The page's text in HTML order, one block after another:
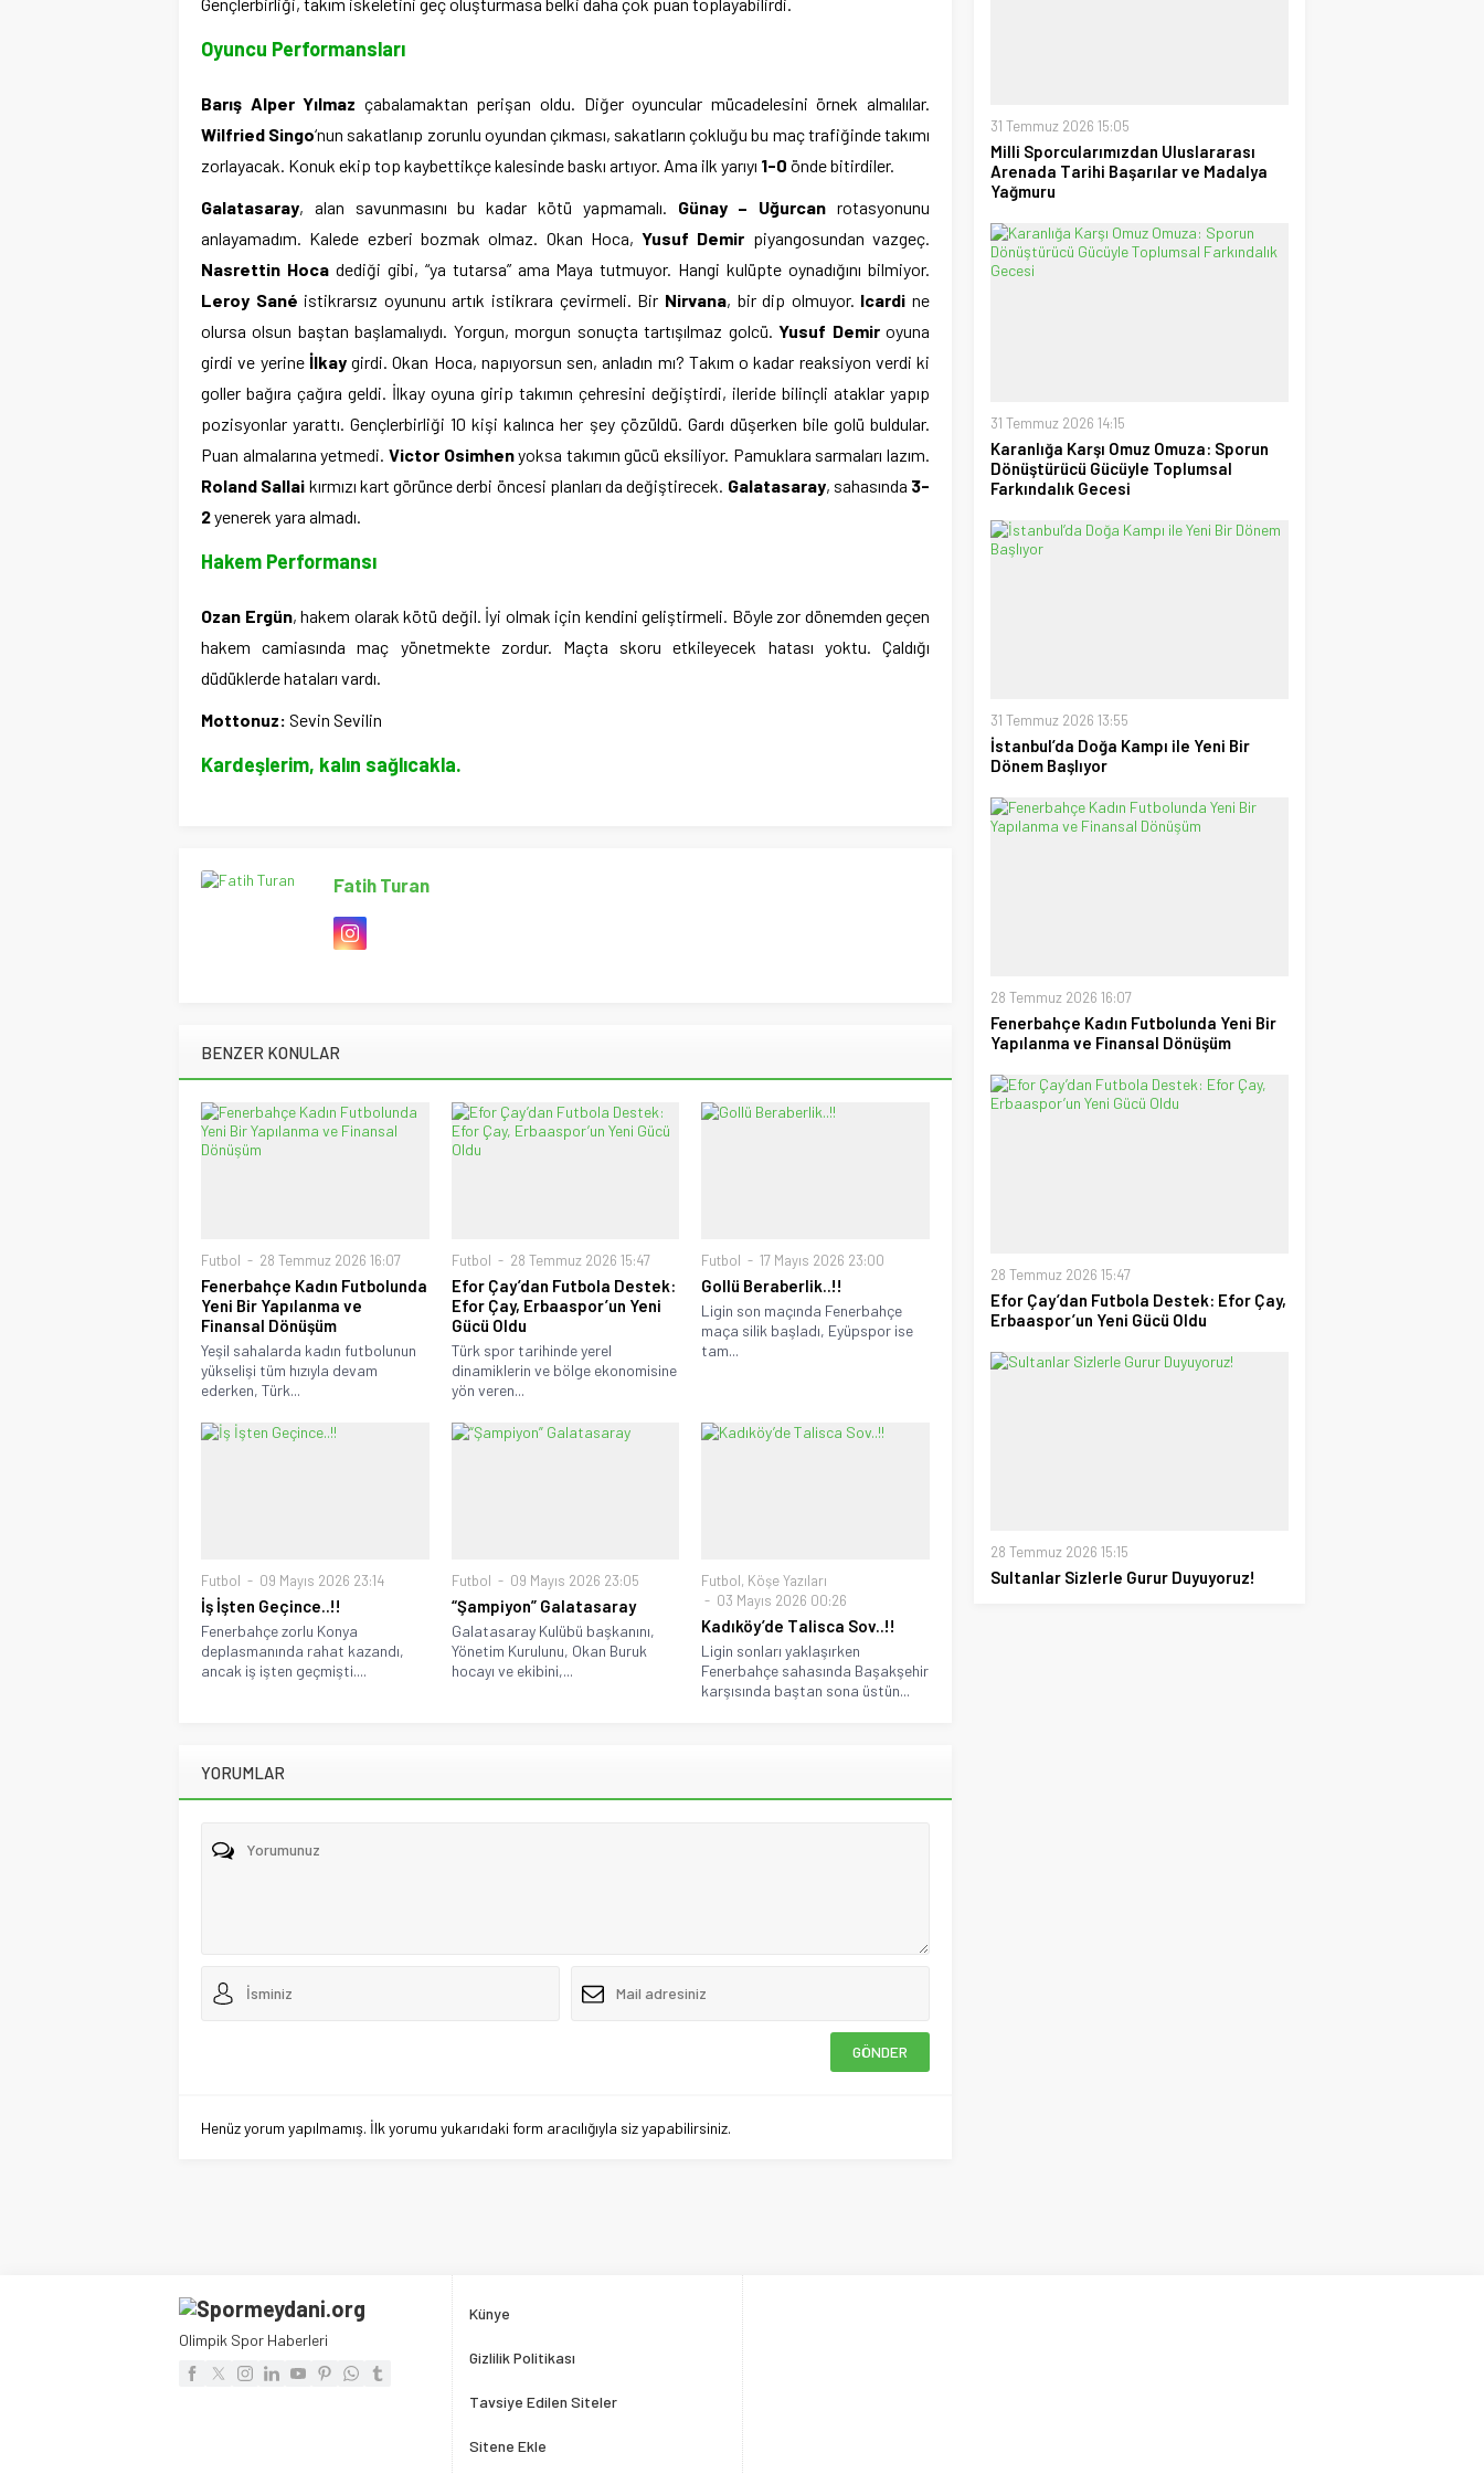
Oyuncu Performansları
Barış Alper Yılmaz çabalamaktan perişan oldu. Diğer oyuncular mücadelesini örnek almalılar.
Wilfried Singo‘nun sakatlanıp zorunlu oyundan çıkması, sakatların çokluğu bu maç trafiğinde takımı
zorlayacak. Konuk ekip top kaybettikçe kalesinde baskı artıyor. Ama ilk yarıyı 1-0 önde bitirdiler.
Galatasaray, alan savunmasını bu kadar kötü yapmamalı. Günay – Uğurcan rotasyonunu
anlayamadım. Kalede ezberi bozmak olmaz. Okan Hoca,Yusuf Demir piyangosundan vazgeç.
Nasrettin Hocadediği gibi, “ya tutarsa” ama Maya tutmuyor. Hangi kulüpte oynadığını bilmiyor.
Leroy Sané istikrarsız oyununu artık istikrara çevirmeli. Bir Nirvana, bir dip olmuyor. Icardi ne
olursa olsun baştan başlamalıydı. Yorgun, morgun sonuçta tartışılmaz golcü.Yusuf Demiroyuna
girdi ve yerine İlkaygirdi. Okan Hoca, napıyorsun sen, anladın mı? Takım o kadar reaksiyon verdi ki
goller bağıra çağıra geldi. İlkay oyuna girip takımın çehresini değiştirdi, ileride bilinçli ataklar yapıp
pozisyonlar yarattı. Gençlerbirliği 10 kişi kalınca her şey çözüldü. Gardı düşerken bile golü buldular.
Puan almalarına yetmedi. Victor Osimhenyoksa takımın gücü eksiliyor. Pamuklara sarmaları lazım.
Roland Sallai kırmızı kart görünce derbi öncesi planları da değiştirecek. Galatasaray, sahasında 3-
2yenerek yara almadı.
Hakem Performansı
Ozan Ergün, hakem olarak kötü değil. İyi olmak için kendini geliştirmeli. Böyle zor dönemden geçen
hakem camiasında maç yönetmekte zordur. Maçta skoru etkileyecek hatası yoktu. Çaldığı
düdüklerde hataları vardı.
Mottonuz: Sevin Sevilin
Kardeşlerim, kalın sağlıcakla.
Fatih Turan
BENZER KONULAR
Futbol 28 Temmuz 2026 16:07
Fenerbahçe Kadın Futbolunda
Yeni Bir Yapılanma ve
Finansal Dönüşüm
Yeşil sahalarda kadın futbolunun
yükselişi tüm hızıyla devam
ederken, Türk...
Futbol 28 Temmuz 2026 15:47
Efor Çay’dan Futbola Destek:
Efor Çay, Erbaaspor’un Yeni
Gücü Oldu
Türk spor tarihinde yerel
dinamiklerin ve bölge ekonomisine
yön veren...
Futbol 17 Mayıs 2026 23:00
Gollü Beraberlik..!!
Ligin son maçında Fenerbahçe
maça silik başladı, Eyüpspor ise
tam...
Futbol 09 Mayıs 2026 23:14
İş İşten Geçince..!!
Fenerbahçe zorlu Konya
deplasmanında rahat kazandı,
ancak iş işten geçmişti....
Futbol 09 Mayıs 2026 23:05
“Şampiyon” Galatasaray
Galatasaray Kulübü başkanını,
Yönetim Kurulunu, Okan Buruk
hocayı ve ekibini,...
Futbol, Köşe Yazıları
03 Mayıs 2026 00:26
Kadıköy’de Talisca Sov..!!
Ligin sonları yaklaşırken
Fenerbahçe sahasında Başakşehir
karşısında baştan sona üstün...
YORUMLAR
Henüz yorum yapılmamış. İlk yorumu yukarıdaki form aracılığıyla siz yapabilirsiniz.
Ufuk Ağca
“Şampiyon” Galatasaray
09 Mayıs 2026 23:05
31 Temmuz 2026 15:05
Milli Sporcularımızdan Uluslararası
Arenada Tarihi Başarılar ve Madalya
Yağmuru
31 Temmuz 2026 14:15
Karanlığa Karşı Omuz Omuza: Sporun
Dönüştürücü Gücüyle Toplumsal
Farkındalık Gecesi
31 Temmuz 2026 13:55
İstanbul’da Doğa Kampı ile Yeni Bir
Dönem Başlıyor
28 Temmuz 2026 16:07
Fenerbahçe Kadın Futbolunda Yeni Bir
Yapılanma ve Finansal Dönüşüm
28 Temmuz 2026 15:47
Efor Çay’dan Futbola Destek: Efor Çay,
Erbaaspor’un Yeni Gücü Oldu
28 Temmuz 2026 15:15
Sultanlar Sizlerle Gurur Duyuyoruz!
Olimpik Spor Haberleri
Künye
Gizlilik Politikası
Tavsiye Edilen Siteler
Sitene Ekle